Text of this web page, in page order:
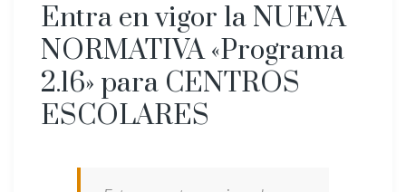
Entra en vigor la NUEVA
NORMATIVA «Programa
2.16» para CENTROS
ESCOLARES